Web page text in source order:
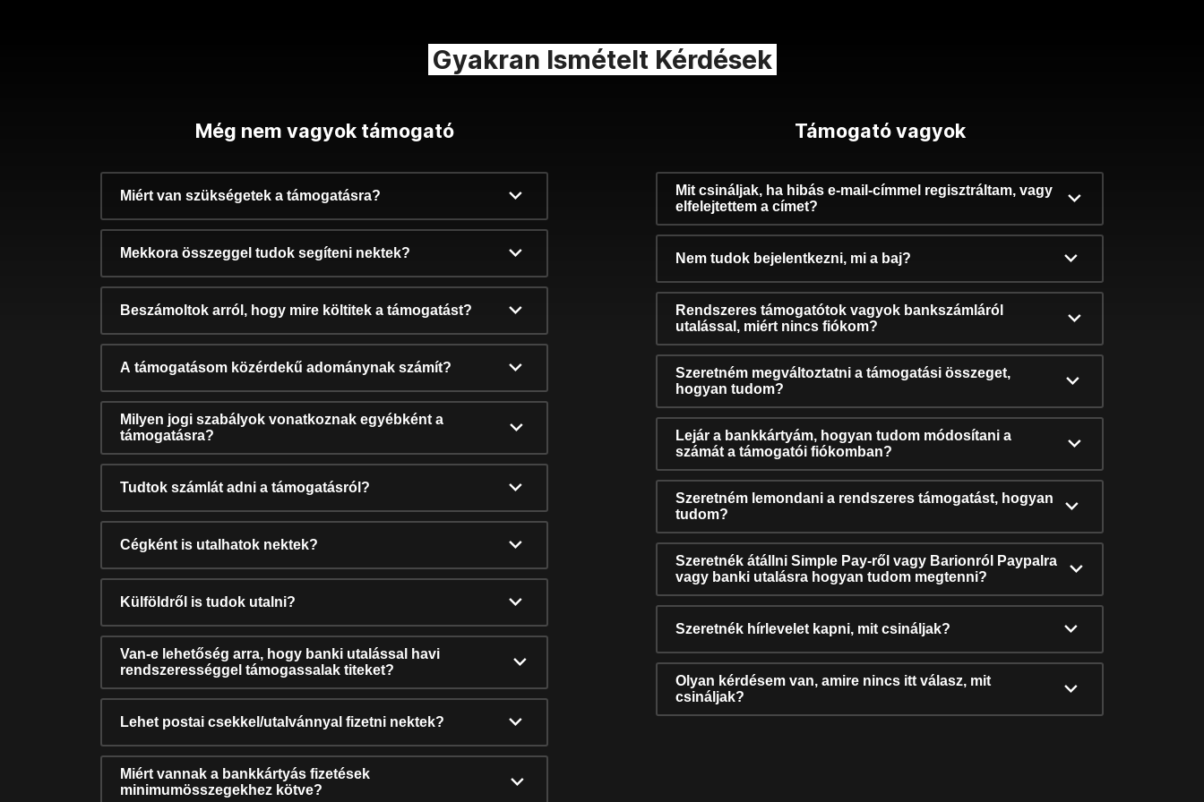
Gyakran Ismételt Kérdések
Még nem vagyok támogató
Miért van szükségetek a támogatásra?
Mekkora összeggel tudok segíteni nektek?
Beszámoltok arról, hogy mire költitek a támogatást?
A támogatásom közérdekű adománynak számít?
Milyen jogi szabályok vonatkoznak egyébként a
támogatásra?
Tudtok számlát adni a támogatásról?
Cégként is utalhatok nektek?
Külföldről is tudok utalni?
Van-e lehetőség arra, hogy banki utalással havi
rendszerességgel támogassalak titeket?
Lehet postai csekkel/utalvánnyal fizetni nektek?
Miért vannak a bankkártyás fizetések
minimumösszegekhez kötve?
Támogató vagyok
Mit csináljak, ha hibás e-mail-címmel regisztráltam, vagy
elfelejtettem a címet?
Nem tudok bejelentkezni, mi a baj?
Rendszeres támogatótok vagyok bankszámláról
utalással, miért nincs fiókom?
Szeretném megváltoztatni a támogatási összeget,
hogyan tudom?
Lejár a bankkártyám, hogyan tudom módosítani a
számát a támogatói fiókomban?
Szeretném lemondani a rendszeres támogatást, hogyan
tudom?
Szeretnék átállni Simple Pay-ről vagy Barionról Paypalra
vagy banki utalásra hogyan tudom megtenni?
Szeretnék hírlevelet kapni, mit csináljak?
Olyan kérdésem van, amire nincs itt válasz, mit
csináljak?